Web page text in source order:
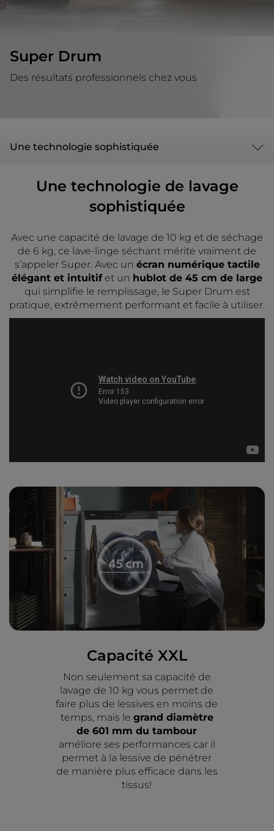
Super Drum
Des résultats professionnels chez vous
Une technologie sophistiquée
Une technologie de lavage
sophistiquée
Avec une capacité de lavage de 10 kg et de séchage
de 6 kg, ce lave-linge séchant mérite vraiment de
s’appeler Super. Avec un écran numérique tactile
élégant et intuitifet un hublot de 45 cm de large
qui simplifie le remplissage, le Super Drum est
pratique, extrêmement performant et facile à utiliser.
Capacité XXL
Non seulement sa capacité de
lavage de 10 kg vous permet de
faire plus de lessives en moins de
temps, mais le grand diamètre
de 601 mm du tambour
améliore ses performances car il
permet à la lessive de pénétrer
de manière plus efficace dans les
tissus!